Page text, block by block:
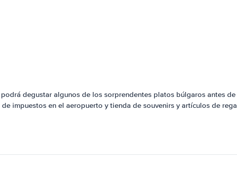
degustar algunos de los sorprendentes platos búlgaros antes
impuestos en el aeropuerto y tienda de souvenirs y artículos de